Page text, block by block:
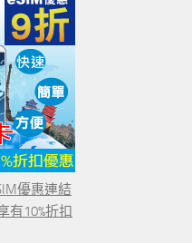
優惠連結
有10%折扣